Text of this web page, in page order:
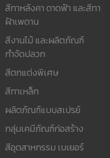
สีทาหลังคา ดาดฟ้า และสีทา
ฝ้าเพดาน
สีงานไม้ และผลิตภัณฑ์
กำจัดปลวก
สีตกแต่งพิเศษ
สีทาเหล็ก
ผลิตภัณฑ์แบบสเปรย์
กลุ่มเคมีภัณฑ์ก่อสร้าง
สีอุตสาหกรรม เบเยอร์